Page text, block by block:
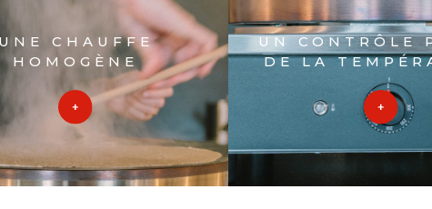
UNE CHAUFFE
HOMOGÈNE
UN CONTRÔLE
DE LA